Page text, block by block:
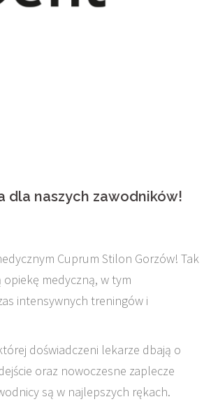
dla naszych zawodników!
Cuprum Stilon Gorzów! Tak
medyczną, w tym
intensywnych treningów i
doświadczeni lekarze dbają o
oraz nowoczesne zaplecze
są w najlepszych rękach.